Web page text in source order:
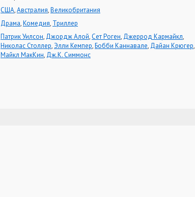
США,Австралия,Великобритания
Драма,Комедия, Триллер
Патрик Уилсон, Джордж Алой,Сет Роген, Джеррод Кармайкл,
Николас Столлер,Элли Кемпер,Бобби Каннавале, Дайан Крюгер,
Майкл МакКин, Дж.К. Симмонс